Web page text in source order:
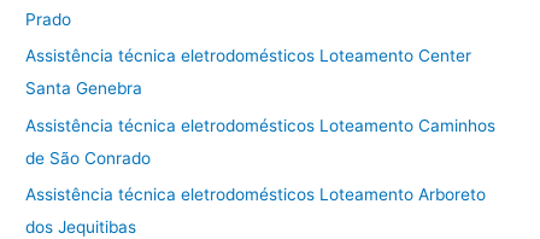
Prado
Assistência técnica eletrodomésticos Loteamento Center
Santa Genebra
Assistência técnica eletrodomésticos Loteamento Caminhos
de São Conrado
Assistência técnica eletrodomésticos Loteamento Arboreto
dos Jequitibas